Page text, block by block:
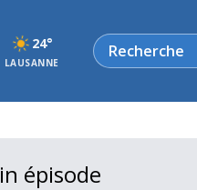
24°
LAUSANNE
Rechercher
épisode